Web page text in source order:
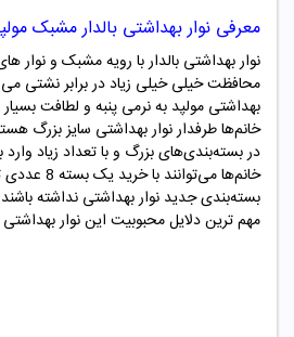
معرفی نوار بهداشتی بالدار مشبک
نوار بهداشتی بالدار با رویه مشبک و نوار
محافظت خیلی خیلی زیاد در برابر نشتی می
بهداشتی مولپد به نرمی پنبه و لطافت
خانم‌ها طرفدار نوار بهداشتی سایز بزرگ
در بسته‌بندی‌های بزرگ و با تعداد زیاد
خانم‌ها
بسته‌بندی جدید نوار بهداشتی نداشته
مهم ترین دلایل محبوبیت این نوار